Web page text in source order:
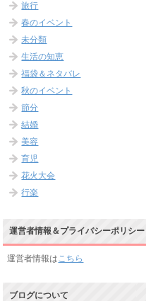
旅行
春のイベント
未分類
生活の知恵
福袋＆ネタバレ
秋のイベント
節分
結婚
美容
育児
花火大会
行楽
運営者情報＆プライバシーポリシー
運営者情報はこちら
ブログについて